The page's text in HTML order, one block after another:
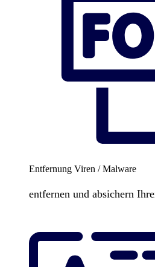
Entfernung Viren / Malware
entfernen und absichern